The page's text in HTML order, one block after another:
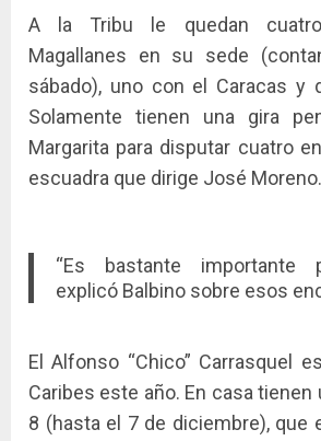
A la Tribu le quedan
Magallanes en su sede
sábado), uno con el Caracas y
Solamente tienen una gira
Margarita para disputar cuatro
escuadra que dirige José Moreno.
“Es bastante importante
explicó Balbino sobre esos
El Alfonso “Chico” Carrasquel
Caribes este año. En casa tienen
8 (hasta el 7 de diciembre), que